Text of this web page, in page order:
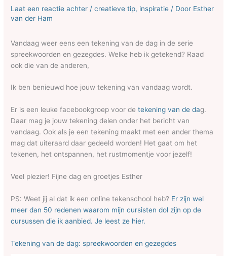
Laat een reactie achter /creatieve tip, inspiratie / Door Esther
van der Ham
Vandaag weer eens een tekening van de dag in de serie
spreekwoorden en gezegdes. Welke heb ik getekend? Raad
ook die van de anderen,
Ik ben benieuwd hoe jouw tekening van vandaag wordt.
Er is een leuke facebookgroep voor detekening van de dag.
Daar mag je jouw tekening delen onder het bericht van
vandaag. Ook als je een tekening maakt met een ander thema
mag dat uiteraard daar gedeeld worden! Het gaat om het
tekenen, het ontspannen, het rustmomentje voor jezelf!
Veel plezier! Fijne dag en groetjes Esther
PS: Weet jij al dat ik een online tekenschool heb? Er zijn wel
meer dan 50 redenen waarom mijn cursisten dol zijn op de
cursussen die ik aanbied. Je leest ze hier.
Tekening van de dag: spreekwoorden en gezegdes